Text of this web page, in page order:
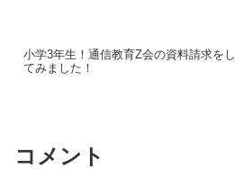
小学3年生！通信教育Z会の資料請求をし
てみました！
コメント